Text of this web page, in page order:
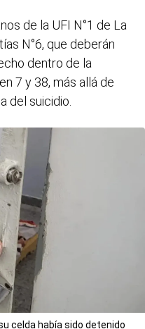
de la UFI N°1 de La
N°6, que deberán
dentro de la
7 y 38, más allá de
del suicidio.
celda había sido detenido